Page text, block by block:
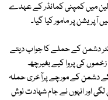
بٹالین میں کمپنی کمانڈر کے عہدے
پر مامور کیا گیا۔
سیکٹر دشمن کے حملے کا جواب دیتے
کی پروا کیے بغیرچھ
دشمن کے مورچے پرآخری حملہ
اور انہوں نے جام شہادت نوش